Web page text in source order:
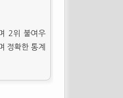
2위 불여우
정확한 통계